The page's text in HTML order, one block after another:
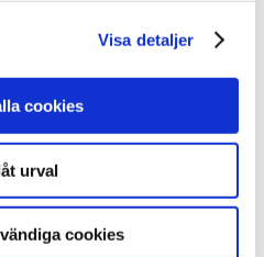
Visa detaljer
cookies
urval
cookies
starta bolag och
att få bygga något från
liksom att ta en idé vidare
och ansvar i att bygga
samtidigt en